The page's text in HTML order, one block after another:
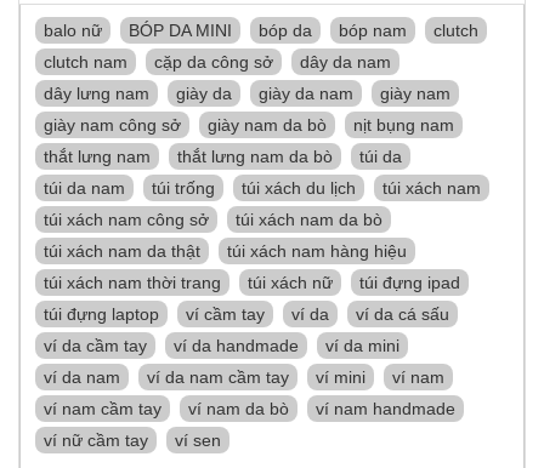
balo nữ BÓP DA MINI bóp da bóp nam
clutch
clutch nam
cặp da công sở
dây da nam
dây lưng nam
giày da giày da nam
giày nam
giày nam công sở
giày nam da bò
nịt bụng nam
thắt lưng nam
thắt lưng nam da bò
túi da
túi da nam
túi trống túi xách du lịch
túi xách nam
túi xách nam công sở
túi xách nam da bò
túi xách nam da thật
túi xách nam hàng hiệu
túi xách nam thời trang
túi xách nữ
túi đựng ipad
túi đựng laptop
ví cầm tay ví da
ví da cá sấu
ví da cầm tay
ví da handmade
ví da mini
ví da nam
ví da nam cầm tay ví mini
ví nam
ví nam cầm tay
ví nam da bò
ví nam handmade
ví nữ cầm tay
ví sen